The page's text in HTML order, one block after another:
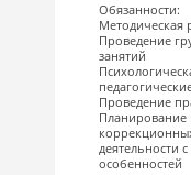
Обязанности:
Методическая
Проведение
занятий
Проведение
Планирование
деятельности
особенностей